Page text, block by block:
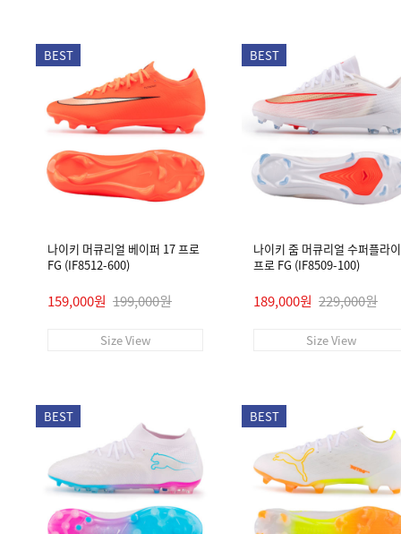
BEST
나이키 머큐리얼 베이퍼 17 프로
FG (IF8512-600)
159,000원 199,000원
Size View
BEST
나이키 줌 머큐리얼 수퍼플라
프로 FG (IF8509-100)
189,000원 229,000원
Size View
BEST BEST